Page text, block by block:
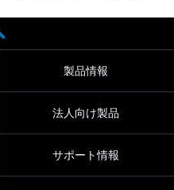
製品情報
法人向け製品
サポート情報